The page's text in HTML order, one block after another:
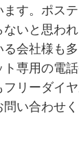
す。ポス
いと思わ
会社様も
専用の電
フリーダイ
い合わせく